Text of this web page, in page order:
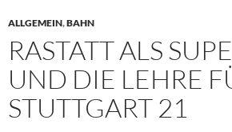
ALLGEMEIN,BAHN
RASTATT ALS
UND DIE LEHRE
STUTTGART 21